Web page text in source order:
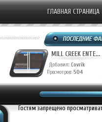
ГЛАВНАЯ СТРАНИЦА
MILL CREEK ENTE...
Добавил: Covrik
Просмотров: 504
Гостям запрещено